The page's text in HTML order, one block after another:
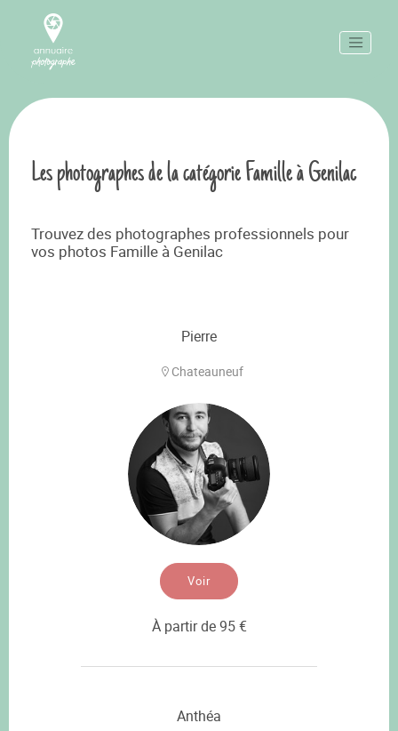
Les photographes de la catégorie Famille à Genilac
Trouvez des photographes professionnels pour
vos photos Famille à Genilac
Pierre
Chateauneuf
Voir
À partir de 95 €
Anthéa